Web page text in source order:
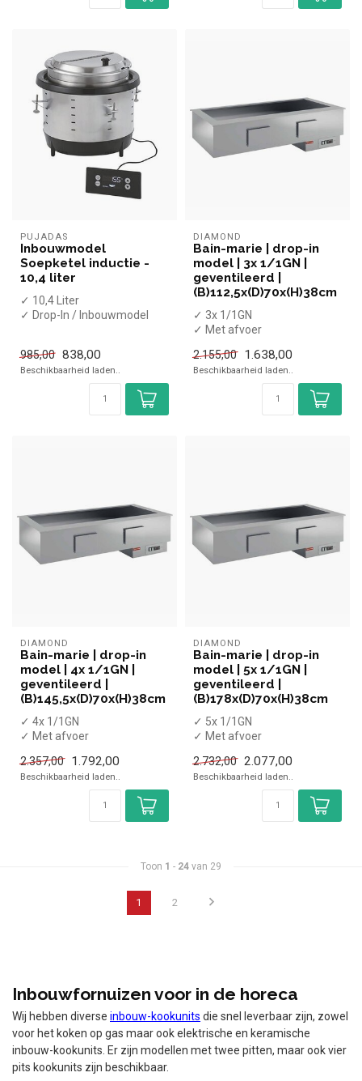
PUJADAS
Inbouwmodel
Soepketel inductie -
10,4 liter
✓ 10,4 Liter
✓ Drop-In / Inbouwmodel
985,00 838,00
Beschikbaarheid laden..
DIAMOND
Bain-marie | drop-in
model | 3x 1/1GN |
geventileerd |
(B)112,5x(D)70x(H)38cm
✓ 3x 1/1GN
✓ Met afvoer
✓ 1,1 kW
✓ 230 Volt
2.155,00 1.638,00
Beschikbaarheid laden..
DIAMOND
Bain-marie | drop-in
model | 4x 1/1GN |
geventileerd |
(B)145,5x(D)70x(H)38cm
✓ 4x 1/1GN
✓ Met afvoer
✓ 2,2 kW
✓ 230 Volt
2.357,00 1.792,00
Beschikbaarheid laden..
DIAMOND
Bain-marie | drop-in
model | 5x 1/1GN |
geventileerd |
(B)178x(D)70x(H)38cm
✓ 5x 1/1GN
✓ Met afvoer
✓ 3,2 kW
✓ 230 Volt
2.732,00 2.077,00
Beschikbaarheid laden..
Toon 1 - 24 van 29
1 2
Inbouwfornuizen voor in de horeca
Wij hebben diverse inbouw-kookunits die snel leverbaar zijn, zowel
voor het koken op gas maar ook elektrische en keramische
inbouw-kookunits. Er zijn modellen met twee pitten, maar ook vier
pits kookunits zijn beschikbaar.